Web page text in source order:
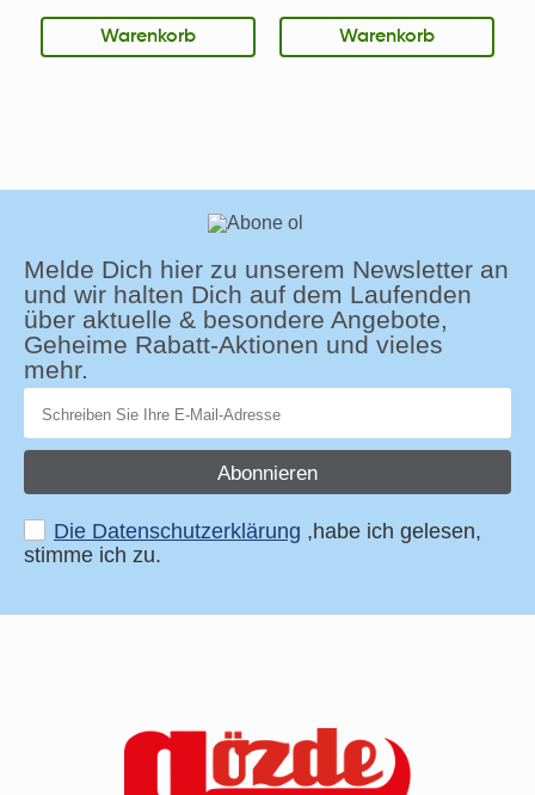
Warenkorb Warenkorb
Melde Dich hier zu unserem Newsletter an
und wir halten Dich auf dem Laufenden
über aktuelle & besondere Angebote,
Geheime Rabatt-Aktionen und vieles
mehr.
Abonnieren
Die Datenschutzerklärung ,habe ich gelesen,
stimme ich zu.